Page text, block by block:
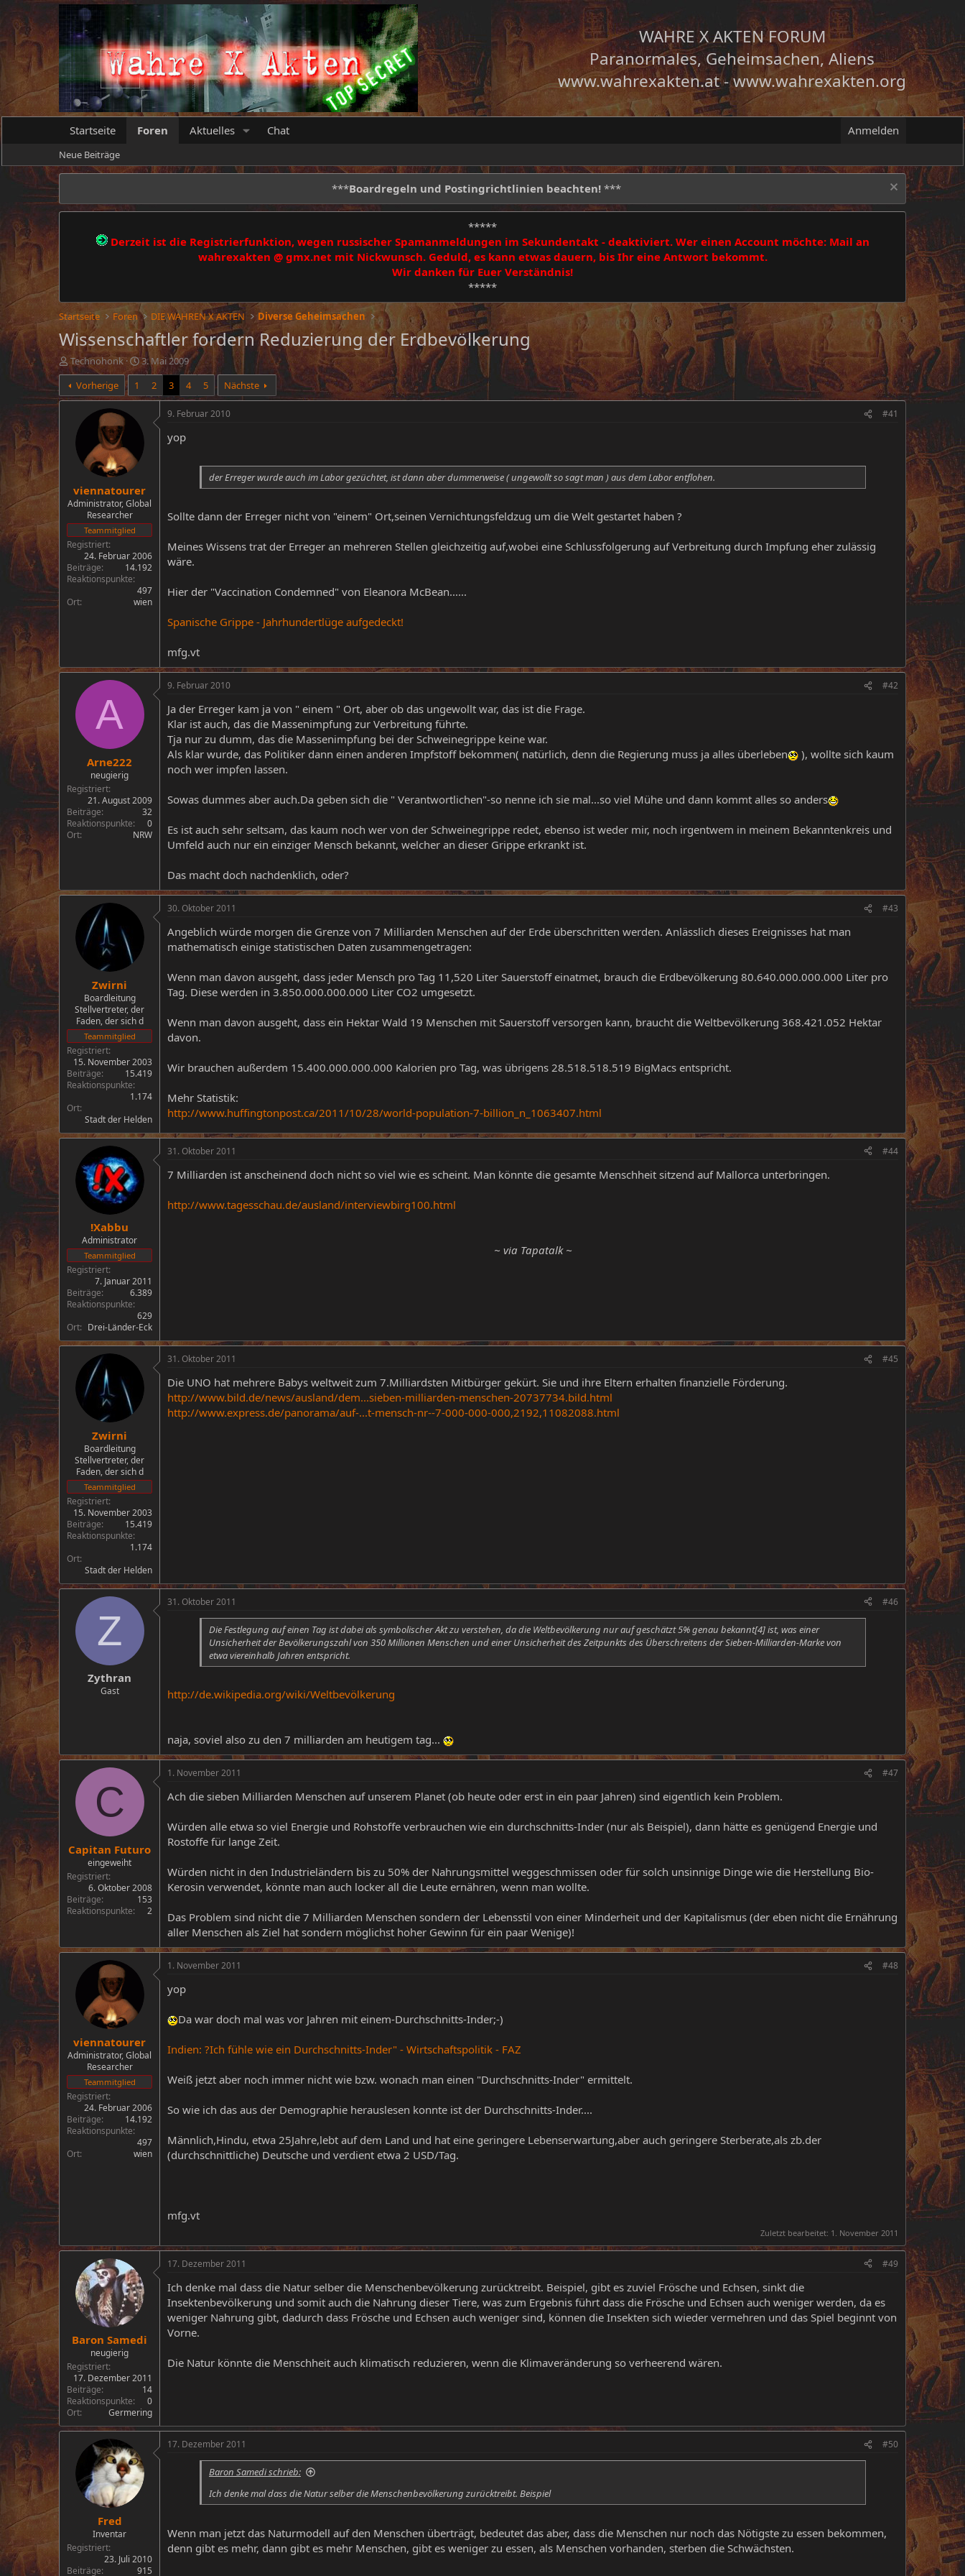
WAHRE X AKTEN FORUM
Paranormales, Geheimsachen, Aliens
www.wahrexakten.at-www.wahrexakten.org
Startseite Foren Aktuelles Chat Anmelden
Neue Beiträge
***Boardregeln und Postingrichtlinien beachten! ***
*****
Derzeit ist die Registrierfunktion, wegen russischer Spamanmeldungen im Sekundentakt - deaktiviert. Wer einen Account möchte: Mail an
wahrexakten @ gmx.net mit Nickwunsch. Geduld, es kann etwas dauern, bis Ihr eine Antwort bekommt.
Wir danken für Euer Verständnis!
*****
Startseite Foren DIE WAHREN X AKTEN Diverse Geheimsachen
Wissenschaftler fordern Reduzierung der Erdbevölkerung
E
r
s
t
Technohonk
E
r
t
t
3. Mai 2009
Vorherige
1 2 3 4 5 Nächste
viennatourer
Administrator, Global
Researcher
Teammitglied
Registriert
24. Februar 2006
Beiträge
14.192
Reaktionspunkte
497
Ort
wien
9. Februar 2010 #41
yop
der Erreger wurde auch im Labor gezüchtet, ist dann aber dummerweise ( ungewollt so sagt man ) aus dem Labor entflohen.
Sollte dann der Erreger nicht von "einem" Ort,seinen Vernichtungsfeldzug um die Welt gestartet haben ?
Meines Wissens trat der Erreger an mehreren Stellen gleichzeitig auf,wobei eine Schlussfolgerung auf Verbreitung durch Impfung eher zulässig
wäre.
Hier der "Vaccination Condemned" von Eleanora McBean......
Spanische Grippe - Jahrhundertlüge aufgedeckt!
mfg.vt
A
Arne222
neugierig
Registriert
21. August 2009
Beiträge
32
Reaktionspunkte
0
Ort
NRW
9. Februar 2010 #42
Ja der Erreger kam ja von " einem " Ort, aber ob das ungewollt war, das ist die Frage.
Klar ist auch, das die Massenimpfung zur Verbreitung führte.
Tja nur zu dumm, das die Massenimpfung bei der Schweinegrippe keine war.
Als klar wurde, das Politiker dann einen anderen Impfstoff bekommen( natürlich, denn die Regierung muss ja alles überleben
), wollte sich kaum
noch wer impfen lassen.
Sowas dummes aber auch.Da geben sich die " Verantwortlichen"-so nenne ich sie mal...so viel Mühe und dann kommt alles so anders
Es ist auch sehr seltsam, das kaum noch wer von der Schweinegrippe redet, ebenso ist weder mir, noch irgentwem in meinem Bekanntenkreis und
Umfeld auch nur ein einziger Mensch bekannt, welcher an dieser Grippe erkrankt ist.
Das macht doch nachdenklich, oder?
Zwirni
Boardleitung
Stellvertreter, der
Faden, der sich d
Teammitglied
Registriert
15. November 2003
Beiträge
15.419
Reaktionspunkte
1.174
Ort
Stadt der Helden
30. Oktober 2011 #43
Angeblich würde morgen die Grenze von 7 Milliarden Menschen auf der Erde überschritten werden. Anlässlich dieses Ereignisses hat man
mathematisch einige statistischen Daten zusammengetragen:
Wenn man davon ausgeht, dass jeder Mensch pro Tag 11,520 Liter Sauerstoff einatmet, brauch die Erdbevölkerung 80.640.000.000.000 Liter pro
Tag. Diese werden in 3.850.000.000.000 Liter CO2 umgesetzt.
Wenn man davon ausgeht, dass ein Hektar Wald 19 Menschen mit Sauerstoff versorgen kann, braucht die Weltbevölkerung 368.421.052 Hektar
davon.
Wir brauchen außerdem 15.400.000.000.000 Kalorien pro Tag, was übrigens 28.518.518.519 BigMacs entspricht.
Mehr Statistik:
http://www.huffingtonpost.ca/2011/10/28/world-population-7-billion_n_1063407.html
!Xabbu
Administrator
Teammitglied
Registriert
7. Januar 2011
Beiträge
6.389
Reaktionspunkte
629
Ort
Drei-Länder-Eck
31. Oktober 2011 #44
7 Milliarden ist anscheinend doch nicht so viel wie es scheint. Man könnte die gesamte Menschheit sitzend auf Mallorca unterbringen.
http://www.tagesschau.de/ausland/interviewbirg100.html
~ via Tapatalk ~​
Zwirni
Boardleitung
Stellvertreter, der
Faden, der sich d
Teammitglied
Registriert
15. November 2003
Beiträge
15.419
Reaktionspunkte
1.174
Ort
Stadt der Helden
31. Oktober 2011 #45
Die UNO hat mehrere Babys weltweit zum 7.Milliardsten Mitbürger gekürt. Sie und ihre Eltern erhalten finanzielle Förderung.
http://www.bild.de/news/ausland/dem...sieben-milliarden-menschen-20737734.bild.html
http://www.express.de/panorama/auf-...t-mensch-nr--7-000-000-000,2192,11082088.html
Z
Zythran
Gast
31. Oktober 2011 #46
Die Festlegung auf einen Tag ist dabei als symbolischer Akt zu verstehen, da die Weltbevölkerung nur auf geschätzt 5% genau bekannt[4] ist, was einer
Unsicherheit der Bevölkerungszahl von 350 Millionen Menschen und einer Unsicherheit des Zeitpunkts des Überschreitens der Sieben-Milliarden-Marke von
etwa viereinhalb Jahren entspricht.
http://de.wikipedia.org/wiki/Weltbevölkerung
naja, soviel also zu den 7 milliarden am heutigem tag...
C
Capitan Futuro
eingeweiht
Registriert
6. Oktober 2008
Beiträge
153
Reaktionspunkte
2
1. November 2011 #47
Ach die sieben Milliarden Menschen auf unserem Planet (ob heute oder erst in ein paar Jahren) sind eigentlich kein Problem.
Würden alle etwa so viel Energie und Rohstoffe verbrauchen wie ein durchschnitts-Inder (nur als Beispiel), dann hätte es genügend Energie und
Rostoffe für lange Zeit.
Würden nicht in den Industrieländern bis zu 50% der Nahrungsmittel weggeschmissen oder für solch unsinnige Dinge wie die Herstellung Bio-
Kerosin verwendet, könnte man auch locker all die Leute ernähren, wenn man wollte.
Das Problem sind nicht die 7 Milliarden Menschen sondern der Lebensstil von einer Minderheit und der Kapitalismus (der eben nicht die Ernährung
aller Menschen als Ziel hat sondern möglichst hoher Gewinn für ein paar Wenige)!
viennatourer
Administrator, Global
Researcher
Teammitglied
Registriert
24. Februar 2006
Beiträge
14.192
Reaktionspunkte
497
Ort
wien
1. November 2011 #48
yop
Da war doch mal was vor Jahren mit einem-Durchschnitts-Inder;-)
Indien: ?Ich fühle wie ein Durchschnitts-Inder" - Wirtschaftspolitik - FAZ
Weiß jetzt aber noch immer nicht wie bzw. wonach man einen "Durchschnitts-Inder" ermittelt.
So wie ich das aus der Demographie herauslesen konnte ist der Durchschnitts-Inder....
Männlich,Hindu, etwa 25Jahre,lebt auf dem Land und hat eine geringere Lebenserwartung,aber auch geringere Sterberate,als zb.der
(durchschnittliche) Deutsche und verdient etwa 2 USD/Tag.
mfg.vt
Zuletzt bearbeitet: 1. November 2011
Baron Samedi
neugierig
Registriert
17. Dezember 2011
Beiträge
14
Reaktionspunkte
0
Ort
Germering
17. Dezember 2011 #49
Ich denke mal dass die Natur selber die Menschenbevölkerung zurücktreibt. Beispiel, gibt es zuviel Frösche und Echsen, sinkt die
Insektenbevölkerung und somit auch die Nahrung dieser Tiere, was zum Ergebnis führt dass die Frösche und Echsen auch weniger werden, da es
weniger Nahrung gibt, dadurch dass Frösche und Echsen auch weniger sind, können die Insekten sich wieder vermehren und das Spiel beginnt von
Vorne.
Die Natur könnte die Menschheit auch klimatisch reduzieren, wenn die Klimaveränderung so verheerend wären.
Fred
Inventar
Registriert
23. Juli 2010
Beiträge
915
17. Dezember 2011 #50
Baron Samedi schrieb:
Ich denke mal dass die Natur selber die Menschenbevölkerung zurücktreibt. Beispiel
Wenn man jetzt das Naturmodell auf den Menschen überträgt, bedeutet das aber, dass die Menschen nur noch das Nötigste zu essen bekommen,
denn gibt es mehr, dann gibt es mehr Menschen, gibt es weniger zu essen, als Menschen vorhanden, sterben die Schwächsten.